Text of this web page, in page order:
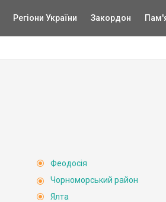
Регіони України Закордон
Феодосія
Чорноморський район
Ялта